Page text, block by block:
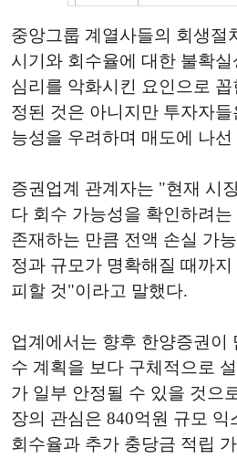
중앙그룹 계열사들의 회생절
시기와 회수율에 대한 불확
심리를 악화시킨 요인으로
정된 것은 아니지만 투자자
능성을 우려하며 매도에 나
증권업계 관계자는 "현재 시
다 회수 가능성을 확인하려
존재하는 만큼 전액 손실 가
정과 규모가 명확해질 때까
피할 것"이라고 말했다.
업계에서는 향후 한양증권이
수 계획을 보다 구체적으로
가 일부 안정될 수 있을 것으
장의 관심은 840억원 규모 익
회수율과 추가 충당금 적립